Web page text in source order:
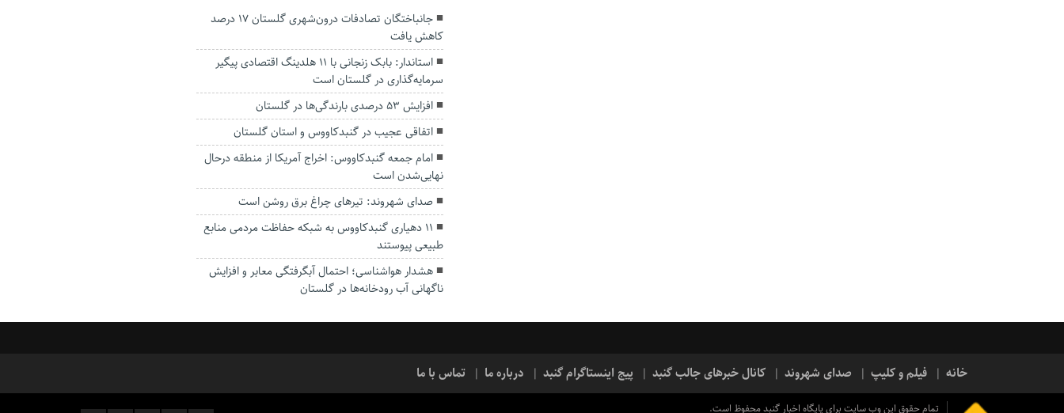
جانباختگان تصادفات درون‌شهری گلستان ۱۷ درصد
کاهش یافت
استاندار: بابک زنجانی با ۱۱ هلدینگ اقتصادی پیگیر
سرمایه‌گذاری در گلستان است
افزایش ۵۳ درصدی بارندگی‌ها در گلستان
اتفاقی عجیب در‌ گنبدکاووس و استان گلستان
امام جمعه گنبدکاووس: اخراج آمریکا از منطقه درحال
نهایی‌شدن است
صدای شهروند: تیرهای چراغ برق روشن است
۱۱ دهیاری گنبدکاووس به شبکه حفاظت مردمی منابع
طبیعی پیوستند
هشدار هواشناسی؛ احتمال آبگرفتگی معابر و افزایش
ناگهانی آب رودخانه‌ها در گلستان
خانه فیلم و کلیپ صدای شهروند کانال خبرهای جالب گنبد پیج اینستاگرام گنبد درباره ما تماس با ما
تمام حقوق این وب سایت برای پایگاه اخبار گنبد محفوظ است.